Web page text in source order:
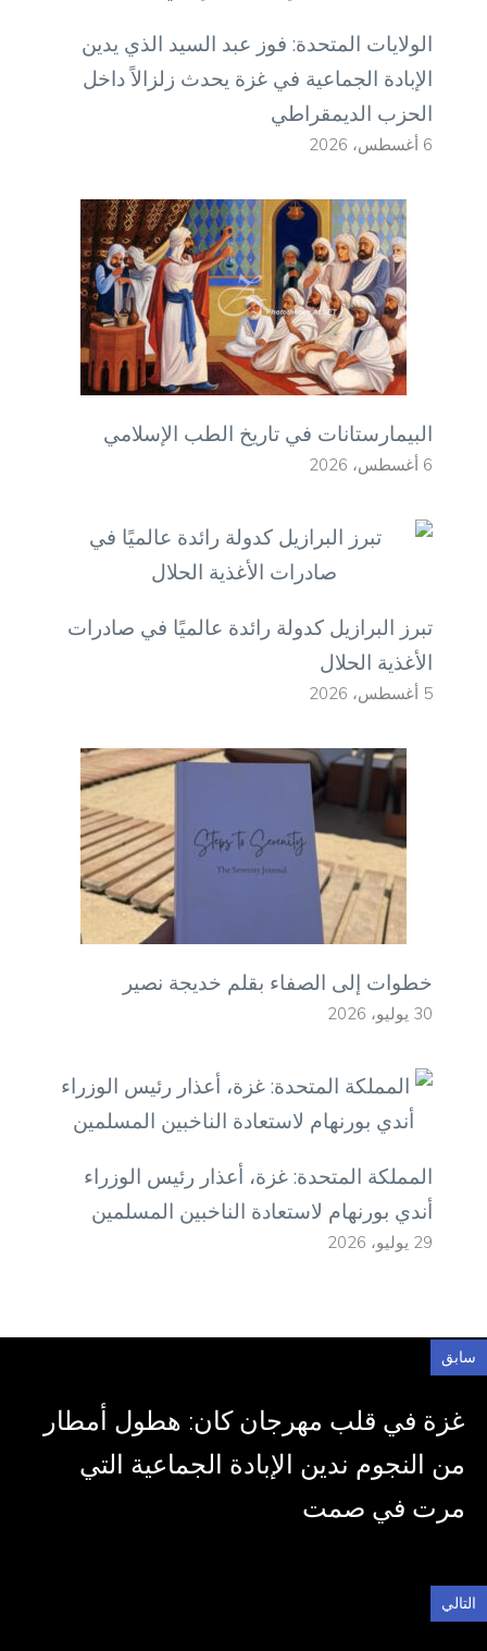
الولايات المتحدة: فوز عبد السيد الذي يدين
الإبادة الجماعية في غزة يحدث زلزالاً داخل
الحزب الديمقراطي
6 أغسطس، 2026
البيمارستانات في تاريخ الطب الإسلامي
6 أغسطس، 2026
تبرز البرازيل كدولة رائدة عالميًا في صادرات
الأغذية الحلال
5 أغسطس، 2026
خطوات إلى الصفاء بقلم خديجة نصير
30 يوليو، 2026
المملكة المتحدة: غزة، أعذار رئيس الوزراء
أندي بورنهام لاستعادة الناخبين المسلمين
29 يوليو، 2026
سابق
غزة في قلب مهرجان كان: هطول أمطار
من النجوم ندين الإبادة الجماعية التي
مرت في صمت
التالي